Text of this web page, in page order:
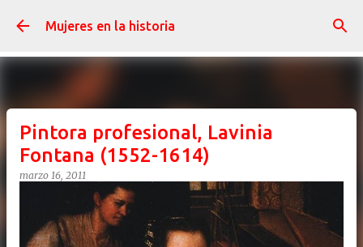
Ir al contenido principal
Mujeres en la historia
Pintora profesional, Lavinia
Fontana (1552-1614)
marzo 16, 2011